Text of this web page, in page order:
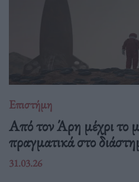
Επιστήμη
Από τον Άρη μέχρι το
πραγματικά στο
31.03.26